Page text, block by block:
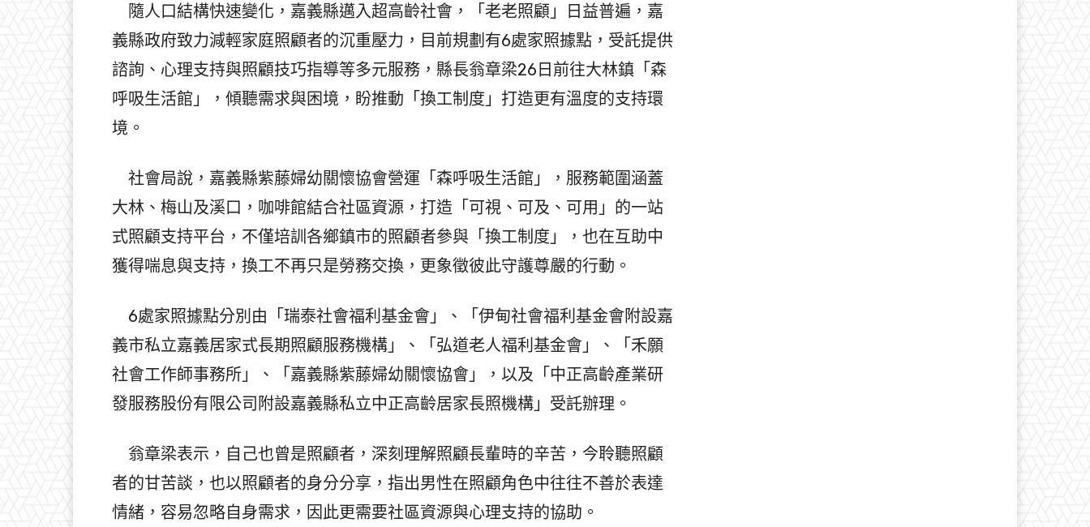
隨人口結構快速變化，嘉義縣邁入超高齡社會，「老老照顧」日益普遍，嘉
義縣政府致力減輕家庭照顧者的沉重壓力，目前規劃有6處家照據點，受託提供
諮詢、心理支持與照顧技巧指導等多元服務，縣長翁章梁26日前往大林鎮「森
呼吸生活館」，傾聽需求與困境，盼推動「換工制度」打造更有溫度的支持環
境。
社會局說，嘉義縣紫藤婦幼關懷協會營運「森呼吸生活館」，服務範圍涵蓋
大林、梅山及溪口，咖啡館結合社區資源，打造「可視、可及、可用」的一站
式照顧支持平台，不僅培訓各鄉鎮市的照顧者參與「換工制度」，也在互助中
獲得喘息與支持，換工不再只是勞務交換，更象徵彼此守護尊嚴的行動。
6處家照據點分別由「瑞泰社會福利基金會」、「伊甸社會福利基金會附設嘉
義市私立嘉義居家式長期照顧服務機構」、「弘道老人福利基金會」、「禾願
社會工作師事務所」、「嘉義縣紫藤婦幼關懷協會」，以及「中正高齡產業研
發服務股份有限公司附設嘉義縣私立中正高齡居家長照機構」受託辦理。
翁章梁表示，自己也曾是照顧者，深刻理解照顧長輩時的辛苦，今聆聽照顧
者的甘苦談，也以照顧者的身分分享，指出男性在照顧角色中往往不善於表達
情緒，容易忽略自身需求，因此更需要社區資源與心理支持的協助。